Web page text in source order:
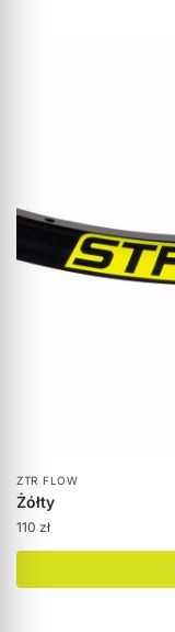
ZTR FLOW
Żółty
110 zł